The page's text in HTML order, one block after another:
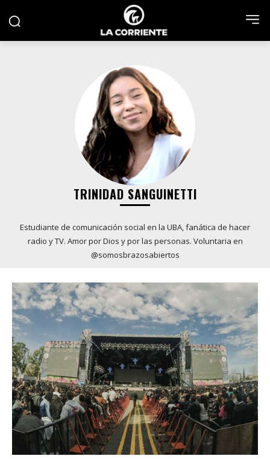
TRINIDAD SANGUINETTI
Estudiante de comunicación social en la UBA, fanática de hacer
radio y TV. Amor por Dios y por las personas. Voluntaria en
@somosbrazosabiertos